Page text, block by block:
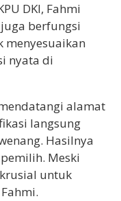
DKI, Fahmi
berfungsi
menyesuaikan
nyata di
alamat
langsung
Hasilnya
Meski
untuk